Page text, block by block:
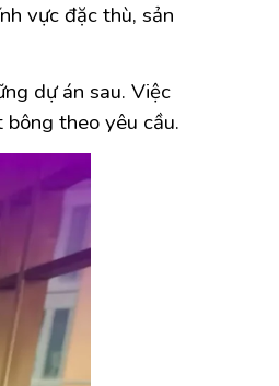
vực đặc thù, sản
dự án sau. Việc
theo yêu cầu.